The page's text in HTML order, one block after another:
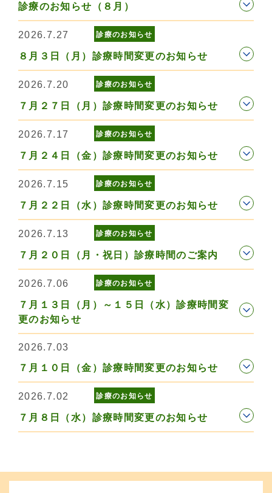
診療のお知らせ（８月）
2026.7.27 診療のお知らせ
８月３日（月）診療時間変更のお知らせ
2026.7.20 診療のお知らせ
７月２７日（月）診療時間変更のお知らせ
2026.7.17 診療のお知らせ
７月２４日（金）診療時間変更のお知らせ
2026.7.15 診療のお知らせ
７月２２日（水）診療時間変更のお知らせ
2026.7.13 診療のお知らせ
７月２０日（月・祝日）診療時間のご案内
2026.7.06 診療のお知らせ
７月１３日（月）～１５日（水）診療時間変
更のお知らせ
2026.7.03
７月１０日（金）診療時間変更のお知らせ
2026.7.02 診療のお知らせ
７月８日（水）診療時間変更のお知らせ